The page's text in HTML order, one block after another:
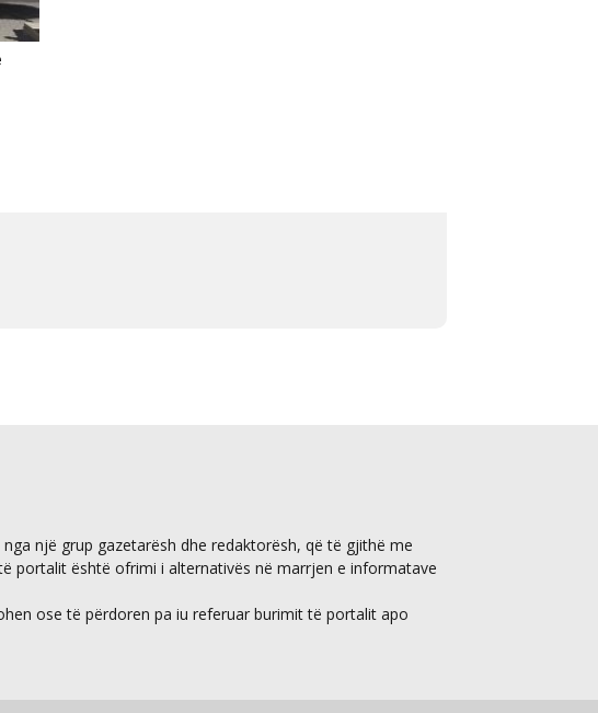
një grup gazetarësh dhe redaktorësh, që të gjithë me
portalit është ofrimi i alternativës në marrjen e informatave
ose të përdoren pa iu referuar burimit të portalit apo